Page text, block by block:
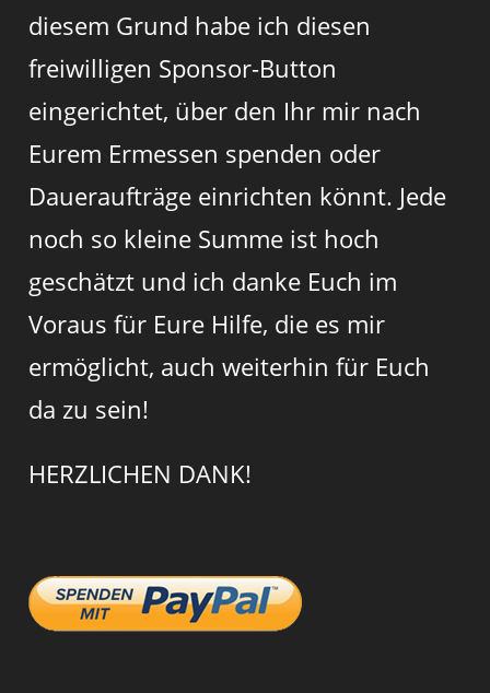
diesem Grund habe ich diesen
freiwilligen Sponsor-Button
eingerichtet, über den Ihr mir nach
Eurem Ermessen spenden oder
Daueraufträge einrichten könnt. Jede
noch so kleine Summe ist hoch
geschätzt und ich danke Euch im
Voraus für Eure Hilfe, die es mir
ermöglicht, auch weiterhin für Euch
da zu sein!
HERZLICHEN DANK!